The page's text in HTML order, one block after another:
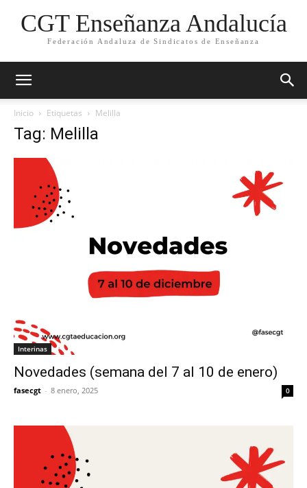
CGT Enseñanza Andalucía
Federación Andaluza de Sindicatos de Enseñanza
Inicio Etiquetas Melilla
Tag: Melilla
Interinas
Novedades (semana del 7 al 10 de enero)
fasecgt - 8 enero, 2025 0